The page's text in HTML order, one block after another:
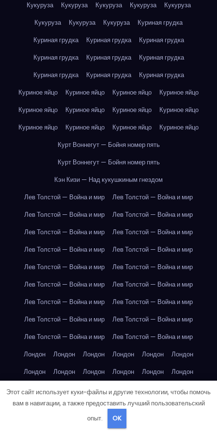
Кукуруза
Кукуруза Кукуруза Кукуруза
Кукуруза
Кукуруза
Кукуруза Кукуруза
Куриная грудка
Куриная грудка
Куриная грудка
Куриная грудка
Куриная грудка
Куриная грудка
Куриная грудка
Куриная грудка
Куриная грудка
Куриная грудка
Куриное яйцо
Куриное яйцо Куриное яйцо
Куриное яйцо
Куриное яйцо
Куриное яйцо Куриное яйцо
Куриное яйцо
Куриное яйцо
Куриное яйцо Куриное яйцо
Куриное яйцо
Курт Воннегут — Бойня номер пять
Курт Воннегут — Бойня номер пять
Кэн Кизи — Над кукушкиным гнездом
Лев Толстой — Война и мир
Лев Толстой — Война и мир
Лев Толстой — Война и мир
Лев Толстой — Война и мир
Лев Толстой — Война и мир
Лев Толстой — Война и мир
Лев Толстой — Война и мир
Лев Толстой — Война и мир
Лев Толстой — Война и мир
Лев Толстой — Война и мир
Лев Толстой — Война и мир
Лев Толстой — Война и мир
Лев Толстой — Война и мир
Лев Толстой — Война и мир
Лев Толстой — Война и мир
Лев Толстой — Война и мир
Лев Толстой — Война и мир
Лев Толстой — Война и мир
Лондон
Лондон Лондон Лондон Лондон
Лондон
Лондон
Лондон Лондон Лондон Лондон
Лондон
Лондон
Лондон Лондон Лондон Лондон
Лондон
Лондон
Лондон Лондон Лондон
Лос-Анджелес
Этот сайт использует куки-файлы и другие технологии, чтобы помочь
вам в навигации, а также предоставить лучший пользовательский
опыт.
OK